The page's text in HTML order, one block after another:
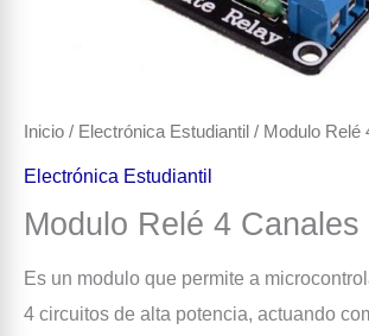
Inicio / Electrónica Estudiantil / Modulo Relé
Electrónica Estudiantil
Modulo Relé 4 Canales
Es un modulo que permite a
4 circuitos de alta potencia, actuando